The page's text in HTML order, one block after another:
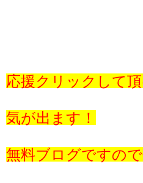
応援クリックして
気が出ます！
無料ブログですの